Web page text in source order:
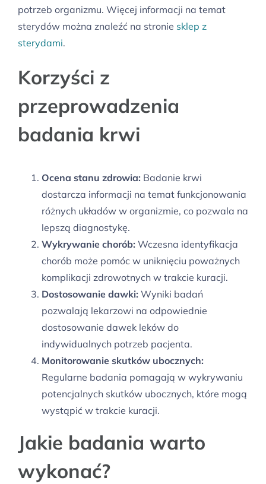
potrzeb organizmu. Więcej informacji na temat
sterydów można znaleźć na stronie sklep z
sterydami.
Korzyści z
przeprowadzenia
badania krwi
Ocena stanu zdrowia: Badanie krwi
dostarcza informacji na temat funkcjonowania
różnych układów w organizmie, co pozwala na
lepszą diagnostykę.
Wykrywanie chorób: Wczesna identyfikacja
chorób może pomóc w uniknięciu poważnych
komplikacji zdrowotnych w trakcie kuracji.
Dostosowanie dawki: Wyniki badań
pozwalają lekarzowi na odpowiednie
dostosowanie dawek leków do
indywidualnych potrzeb pacjenta.
Monitorowanie skutków ubocznych:
Regularne badania pomagają w wykrywaniu
potencjalnych skutków ubocznych, które mogą
wystąpić w trakcie kuracji.
Jakie badania warto
wykonać?